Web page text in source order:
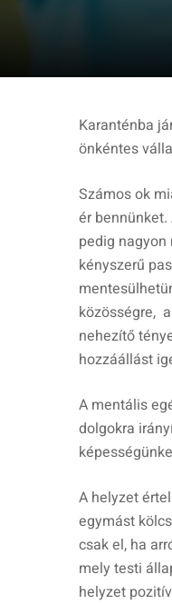
Karanténba
önkéntes
Számos ok
ér
pedig
kényszerű
közösségre,
nehezítő
hozzáállást
A mentális
dolgokra
A helyzet
egymást
csak el, ha
mely testi
helyzet